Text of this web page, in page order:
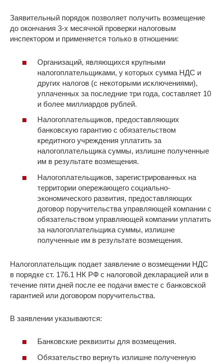
Заявительный порядок позволяет получить возмещение
до окончания 3-х месячной проверки налоговым
инспектором и применяется только в отношении:
Организаций, являющихся крупными
налогоплательщиками, у которых сумма НДС и
других налогов (с некоторыми исключениями),
уплаченных за последние три года, составляет 10
и более миллиардов рублей.
Налогоплательщиков, предоставляющих
банковскую гарантию с обязательством
кредитного учреждения уплатить за
налогоплательщика суммы, излишне полученные
им в результате возмещения.
Налогоплательщиков, зарегистрированных на
территории опережающего социально-
экономического развития, предоставляющих
договор поручительства управляющей компании с
обязательством управляющей компании уплатить
за налогоплательщика суммы, излишне
полученные им в результате возмещения.
Налогоплательщик подает заявление о возмещении НДС
в порядке ст. 176.1 НК РФ с налоговой декларацией или в
течение пяти дней после ее подачи вместе с банковской
гарантией или договором поручительства.
В заявлении указываются:
Банковские реквизиты для возмещения.
Обязательство вернуть излишне полученную